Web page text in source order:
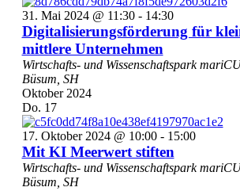
31. Mai 2024 @ 11:30- 14:30
Digitalisierungsförderung für
mittlere Unternehmen
Wirtschafts- und Wissenschaftspark
Büsum, SH
Oktober 2024
Do. 17
17. Oktober 2024 @ 10:00- 15:00
Mit KI Meerwert stiften
Wirtschafts- und Wissenschaftspark
Büsum, SH